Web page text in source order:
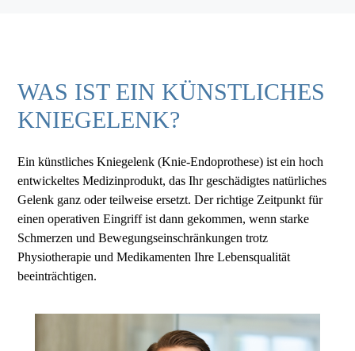
WAS IST EIN KÜNSTLICHES
KNIEGELENK?
Ein künstliches Kniegelenk (Knie-Endoprothese) ist ein hoch
entwickeltes Medizinprodukt, das Ihr geschädigtes natürliches
Gelenk ganz oder teilweise ersetzt. Der richtige Zeitpunkt für
einen operativen Eingriff ist dann gekommen, wenn starke
Schmerzen und Bewegungseinschränkungen trotz
Physiotherapie und Medikamenten Ihre Lebensqualität
beeinträchtigen.